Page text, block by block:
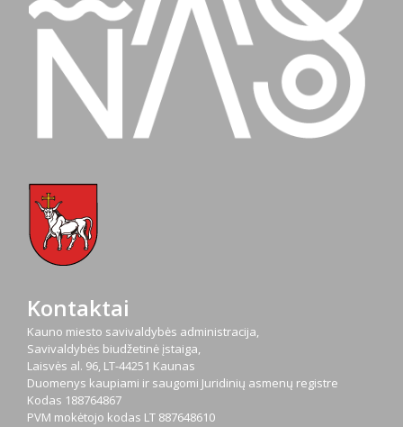
Kontaktai
Kauno miesto savivaldybės administracija,
Savivaldybės biudžetinė įstaiga,
Laisvės al. 96, LT-44251 Kaunas
Duomenys kaupiami ir saugomi Juridinių asmenų registre
Kodas 188764867
PVM mokėtojo kodas LT 887648610